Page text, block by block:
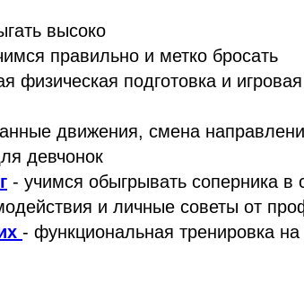
высоко
правильно и метко бросать
физическая подготовка и игровая
движения, смена
девчонок
- учимся обыгрывать соперника в
и личные советы от
- функциональная тренировка на